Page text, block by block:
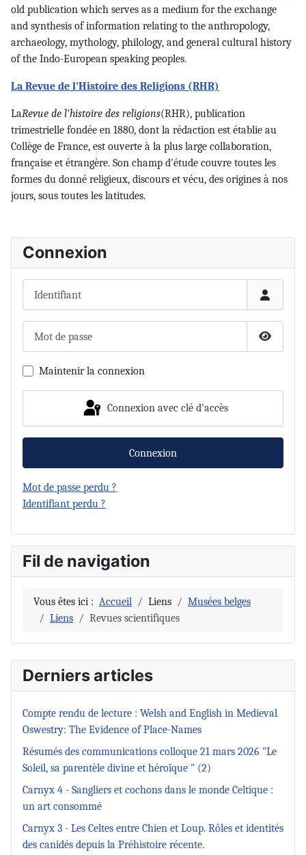
old publication which serves as a medium for the exchange
and synthesis of information relating to the anthropology,
archaeology, mythology, philology, and general cultural history
of the Indo-European speaking peoples.
La Revue de l'Histoire des Religions (RHR)
LaRevue de l'histoire des religions(RHR), publication
trimestrielle fondée en 1880, dont la rédaction est établie au
Collège de France, est ouverte à la plus large collaboration,
française et étrangère. Son champ d'étude couvre toutes les
formes du donné religieux, discours et vécu, des origines à nos
jours, sous toutes les latitudes.
Connexion
Afficher
Maintenir la connexion
Connexion avec clé d'accès
Connexion
Mot de passe perdu ?
Identifiant perdu ?
Fil de navigation
Vous êtes ici : Accueil Liens
Musées belges
Liens
Revues scientifiques
Derniers articles
Compte rendu de lecture : Welsh and English in Medieval
Oswestry: The Evidence of Place-Names
Résumés des communications colloque 21 mars 2026 "Le
Soleil, sa parentèle divine et héroïque " (2)
Carnyx 4 - Sangliers et cochons dans le monde Celtique :
un art consommé
Carnyx 3 - Les Celtes entre Chien et Loup. Rôles et identités
des canidés depuis la Préhistoire récente.